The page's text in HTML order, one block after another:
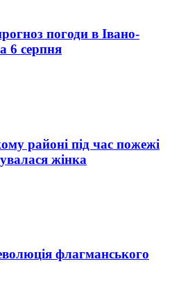
погоди в Івано-
6 серпня
районі під час пожежі
жінка
флагманського